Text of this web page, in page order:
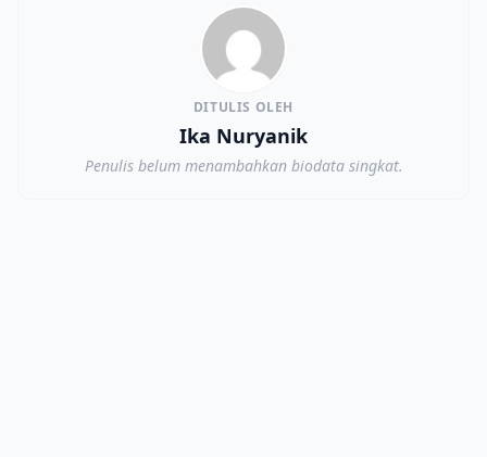
DITULIS OLEH
Ika Nuryanik
Penulis belum menambahkan biodata singkat.